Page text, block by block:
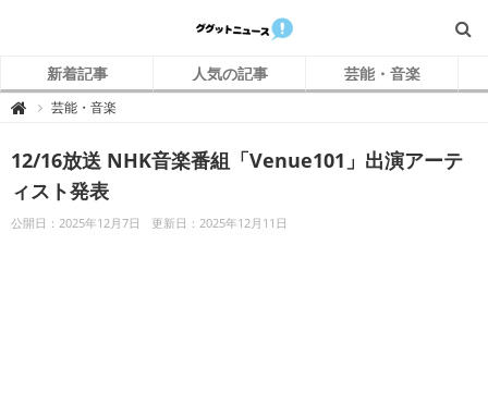
新着記事 人気の記事 芸能・音楽
 グ
ニ
ュ
ー
ス
芸能・音楽
12/16放送 NHK音楽番組「Venue101」出演アーテ
ィスト発表
公開日：2025年12月7日 更新日：2025年12月11日